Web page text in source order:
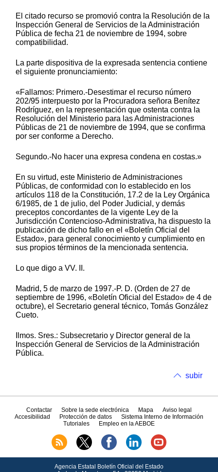
El citado recurso se promovió contra la Resolución de la
Inspección General de Servicios de la Administración
Pública de fecha 21 de noviembre de 1994, sobre
compatibilidad.
La parte dispositiva de la expresada sentencia contiene
el siguiente pronunciamiento:
«Fallamos: Primero.-Desestimar el recurso número
202/95 interpuesto por la Procuradora señora Benítez
Rodríguez, en la representación que ostenta contra la
Resolución del Ministerio para las Administraciones
Públicas de 21 de noviembre de 1994, que se confirma
por ser conforme a Derecho.
Segundo.-No hacer una expresa condena en costas.»
En su virtud, este Ministerio de Administraciones
Públicas, de conformidad con lo establecido en los
artículos 118 de la Constitución, 17.2 de la Ley Orgánica
6/1985, de 1 de julio, del Poder Judicial, y demás
preceptos concordantes de la vigente Ley de la
Jurisdicción Contencioso-Administrativa, ha dispuesto la
publicación de dicho fallo en el «Boletín Oficial del
Estado», para general conocimiento y cumplimiento en
sus propios términos de la mencionada sentencia.
Lo que digo a VV. II.
Madrid, 5 de marzo de 1997.-P. D. (Orden de 27 de
septiembre de 1996, «Boletín Oficial del Estado» de 4 de
octubre), el Secretario general técnico, Tomás González
Cueto.
Ilmos. Sres.: Subsecretario y Director general de la
Inspección General de Servicios de la Administración
Pública.
subir
Contactar Sobre la sede electrónica Mapa
Aviso legal
Accesibilidad
Protección de datos
Sistema Interno de Información
Tutoriales
Empleo en la AEBOE
Agencia Estatal Boletín Oficial del Estado